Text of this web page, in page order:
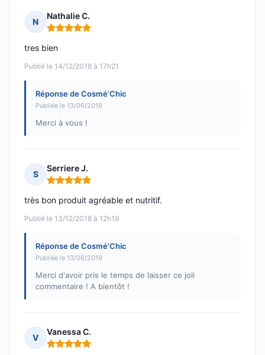
N
Nathalie C.
Note : 5 sur 5
Publié le 14/12/2018 à 17h21
tres bien
Réponse de Cosmé’Chic
Publiée le 13/06/2019
Merci à vous !
S
Serriere J.
Note : 5 sur 5
Publié le 13/12/2018 à 12h19
très bon produit agréable et nutritif.
Réponse de Cosmé’Chic
Publiée le 13/06/2019
Merci d'avoir pris le temps de laisser ce joli
commentaire ! A bientôt !
V
Vanessa C.
Note : 5 sur 5